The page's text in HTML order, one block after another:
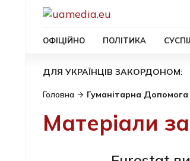
ОФІЦІЙНО ПОЛІТИКА
ДЛЯ УКРАЇНЦІВ ЗАКОРДОНОМ:
Головна Гуманітарна Допомога
Матеріали